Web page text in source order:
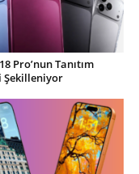
Pro’nun Tanıtım
Şekilleniyor